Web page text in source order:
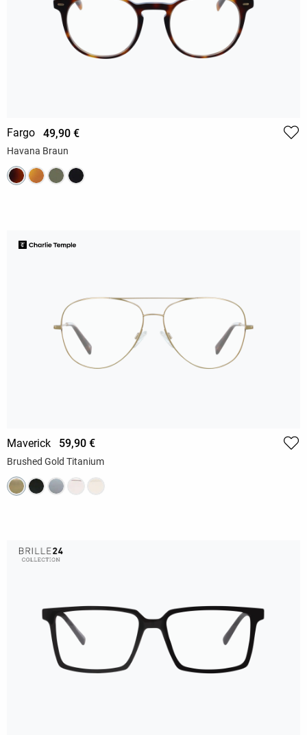
Fargo 49,90 €
Havana Braun
Maverick 59,90 €
Brushed Gold Titanium